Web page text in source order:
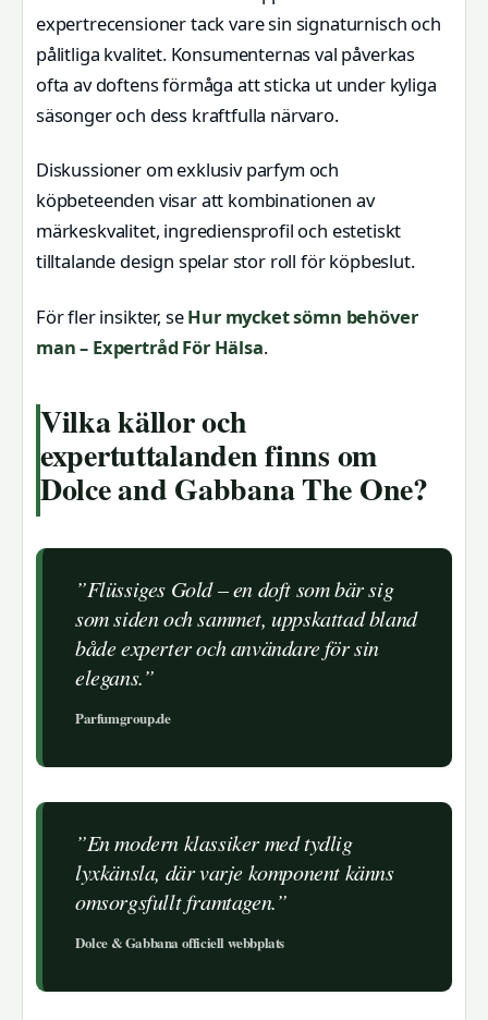
expertrecensioner tack vare sin signaturnisch och
pålitliga kvalitet. Konsumenternas val påverkas
ofta av doftens förmåga att sticka ut under kyliga
säsonger och dess kraftfulla närvaro.
Diskussioner om exklusiv parfym och
köpbeteenden visar att kombinationen av
märkeskvalitet, ingrediensprofil och estetiskt
tilltalande design spelar stor roll för köpbeslut.
För fler insikter, seHur mycket sömn behöver
man – Expertråd För Hälsa.
Vilka källor och
expertuttalanden finns om
Dolce and Gabbana The One?
”Flüssiges Gold – en doft som bär sig
som siden och sammet, uppskattad bland
både experter och användare för sin
elegans.”
Parfumgroup.de
”En modern klassiker med tydlig
lyxkänsla, där varje komponent känns
omsorgsfullt framtagen.”
Dolce & Gabbana officiell webbplats